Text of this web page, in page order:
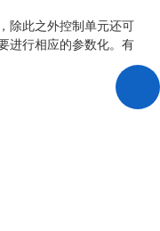
除此之外控制单元还可
进行相应的参数化。有